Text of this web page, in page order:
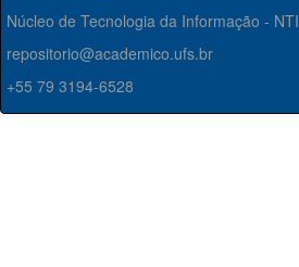
Núcleo de Tecnologia da Informação - NTI
repositorio@academico.ufs.br
+55 79 3194-6528